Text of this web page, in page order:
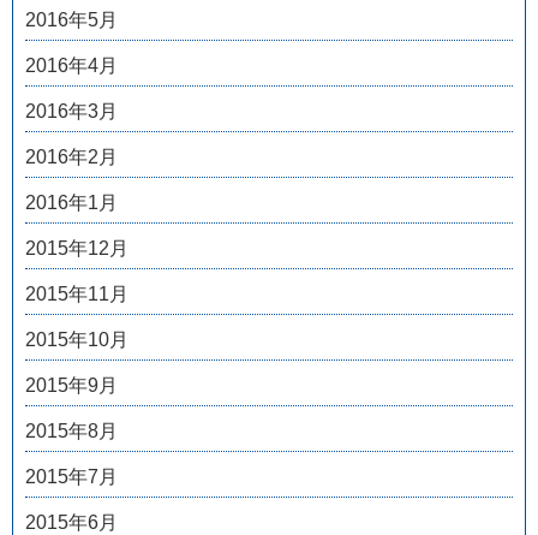
2016年5月
2016年4月
2016年3月
2016年2月
2016年1月
2015年12月
2015年11月
2015年10月
2015年9月
2015年8月
2015年7月
2015年6月